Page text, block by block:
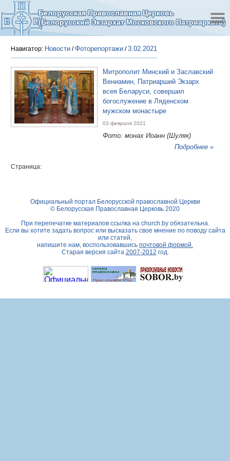
Белорусская Православная Церковь
(Белорусский Экзархат Московского Патриархата)
Навигатор: Новости /Фоторепортажи /3.02.2021
Митрополит Минский и Заславский
Вениамин, Патриарший Экзарх
всея Беларуси, совершил
богослужение в Ляденском
мужском монастыре
03 февраля 2021
Фото: монах Иоанн (Шуляк)
Подробнее »
Страница:
Официальный портал Белорусской православной Церкви
© Белорусская Православная Церковь 2020
При перепечатке материалов ссылка на church.byобязательна.
Если вы хотите задать вопрос или высказать свое мнение по поводу сайта
или статей,
напишите нам, воспользовавшись почтовой формой.
Старая версия сайта 2007-2012 год.